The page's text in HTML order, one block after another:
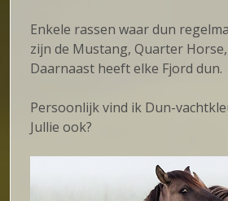
Enkele rassen waar dun
zijn de Mustang, Quarter
Daarnaast heeft elke Fjord dun.
Persoonlijk vind ik Dun-
Jullie ook?